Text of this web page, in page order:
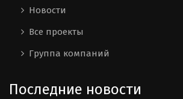
Новости
Все проекты
Группа компаний
Последние новости